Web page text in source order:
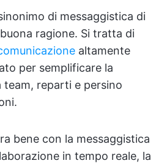
di messaggistica di
ragione. Si tratta di
altamente
per semplificare la
reparti e persino
bene con la messaggistica
in tempo reale, la